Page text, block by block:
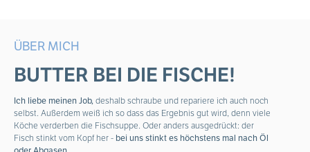
ÜBER MICH
BUTTER BEI DIE FISCHE!
Ich liebe meinen Job,deshalb schraube und repariere ich auch noch
selbst. Außerdem weiß ich so dass das Ergebnis gut wird, denn viele
Köche verderben die Fischsuppe. Oder anders ausgedrückt: der
Fisch stinkt vom Kopf her - bei uns stinkt es höchstens mal nach Öl